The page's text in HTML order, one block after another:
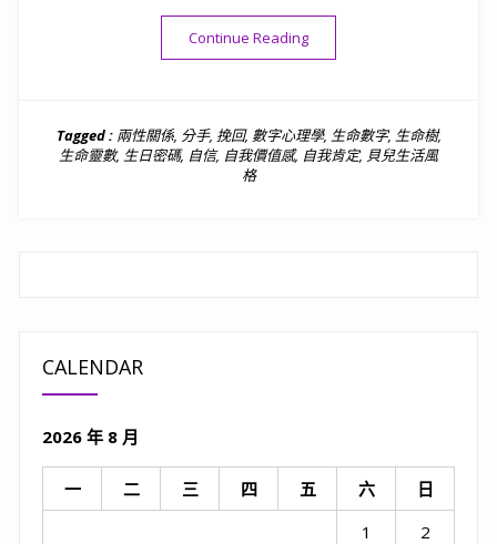
Continue Reading“[愛情]看清感情真相：分手
Tagged : 兩性關係, 分手, 挽回, 數字心理學, 生命數字, 生命樹,
生命靈數, 生日密碼, 自信, 自我價值感, 自我肯定, 貝兒生活風
格
CALENDAR
2026 年 8 月
一 二 三 四 五 六
日
1
2